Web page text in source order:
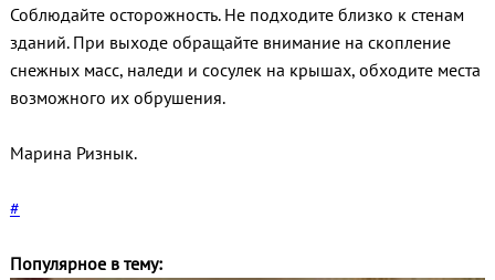
Соблюдайте осторожность. Не подходите близко к стенам
зданий. При выходе обращайте внимание на скопление
снежных масс, наледи и сосулек на крышах, обходите места
возможного их обрушения.
Марина Ризнык.
#
Популярное в тему: